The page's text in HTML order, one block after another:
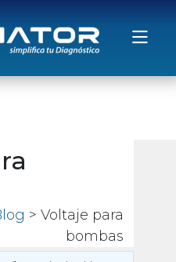
> Voltaje para
bombas